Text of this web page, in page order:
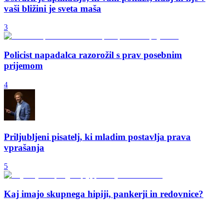
vaši bližini je sveta maša
3
Policist napadalca razorožil s prav posebnim
prijemom
4
Priljubljeni pisatelj, ki mladim postavlja prava
vprašanja
5
Kaj imajo skupnega hipiji, pankerji in redovnice?